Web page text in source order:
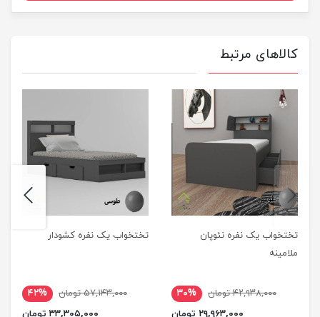
کالاهای مرتبط
تختخواب یک نفره نئوپان
ملامینه
۴۲,۹۳۸,۰۰۰ تومان
۳۰%
۲۹,۹۶۳,۰۰۰ تومان
تختخواب یک نفره کشودار
۵۷,۱۴۳,۰۰۰ تومان
۴۲%
۳۳,۳۰۵,۰۰۰ تومان
previus